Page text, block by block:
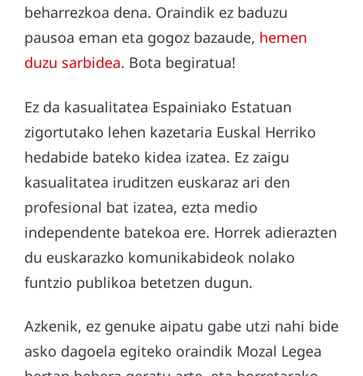
beharrezkoa dena. Oraindik ez baduzu
pausoa eman eta gogoz bazaude, hemen
duzu sarbidea. Bota begiratua!
Ez da kasualitatea Espainiako Estatuan
zigortutako lehen kazetaria Euskal Herriko
hedabide bateko kidea izatea. Ez zaigu
kasualitatea iruditzen euskaraz ari den
profesional bat izatea, ezta medio
independente batekoa ere. Horrek adierazten
du euskarazko komunikabideok nolako
funtzio publikoa betetzen dugun.
Azkenik, ez genuke aipatu gabe utzi nahi bide
asko dagoela egiteko oraindik Mozal Legea